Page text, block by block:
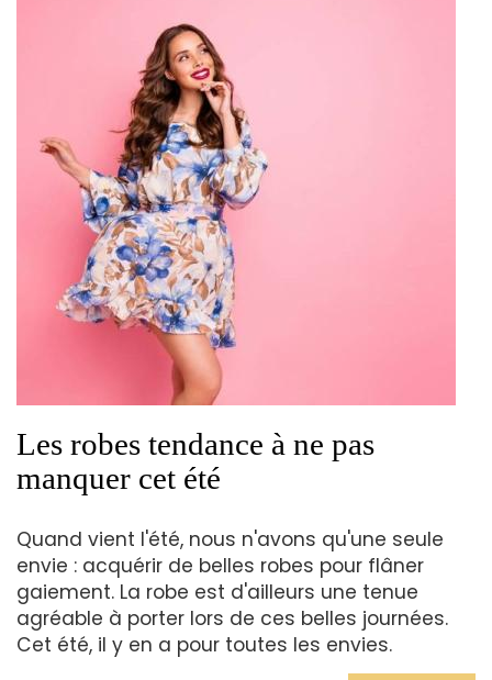
Les robes tendance à ne pas
manquer cet été
Quand vient l'été, nous n'avons qu'une seule
envie : acquérir de belles robes pour flâner
gaiement. La robe est d'ailleurs une tenue
agréable à porter lors de ces belles journées.
Cet été, il y en a pour toutes les envies.